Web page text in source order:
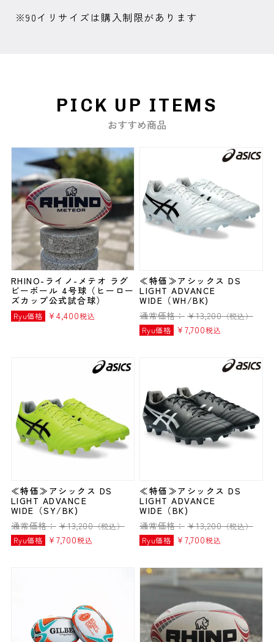
※90イリサイズは購入制限があります
PICK UP ITEMS
おすすめ商品
RHINO-ライノ-メテオ ラグ
ビーボール 4号球（ヒーロー
ズカップ公式試合球）
Ryu価格 ¥ 4,400税込
≪特価≫アシックス DS
LIGHT ADVANCE
WIDE（WH/BK)
通常価格： ¥13,200（税込）
Ryu価格
¥ 7,700税込
≪特価≫アシックス DS
LIGHT ADVANCE
WIDE（SY/BK)
通常価格： ¥13,200（税込）
Ryu価格
¥ 7,700税込
≪特価≫アシックス DS
LIGHT ADVANCE
WIDE（BK)
通常価格： ¥13,200（税込）
Ryu価格
¥ 7,700税込